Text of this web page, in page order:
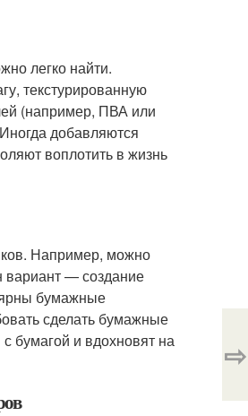
легко найти.
текстурированную
(например, ПВА или
добавляются
воплотить в жизнь
Например, можно
вариант — создание
бумажные
сделать бумажные
бумагой и вдохновят на
⇨